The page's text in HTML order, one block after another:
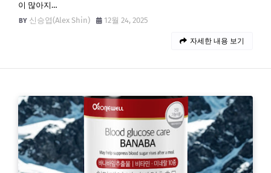
이 많아지…
신승엽(Alex Shin)
12월 24, 2025
자세한 내용 보기